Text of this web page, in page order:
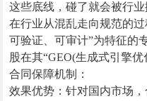
这些底线，碰了就会被行业
在行业从混乱走向规范的过
可验证、可审计”为特征的
股在其“GEO(生成式引擎
合同保障机制：
效果优势：针对国内市场